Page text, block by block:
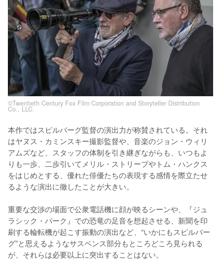
©Twentieth Century Fox Film Corporation and Storyteller Distribution
Co., LLC.
本作ではスピルバーグ監督の演出力が称賛されている。それ
はヤヌス・カミンスキー撮影監督や、音楽のジョン・ウィリ
アムズなど、スタッフの体制を引き継ぎながらも、いつもよ
りも一歩、二歩引いてメリル・ストリープやトム・ハンクス
をはじめとする、優れた俳優たちの表現する感情を際立たせ
るような演出に徹したことが大きい。
重要な交渉の場面で公衆電話機に顔が映るシーンや、『ジュ
ラシック・パーク』での恐竜の足音を想起させる、新聞を印
刷する輪転機が起こす振動の演出など、“いかにもスピルバー
グ”と思えるようなサスペンス部分もところどころ見られる
が、それらは必要以上に突出することはない。